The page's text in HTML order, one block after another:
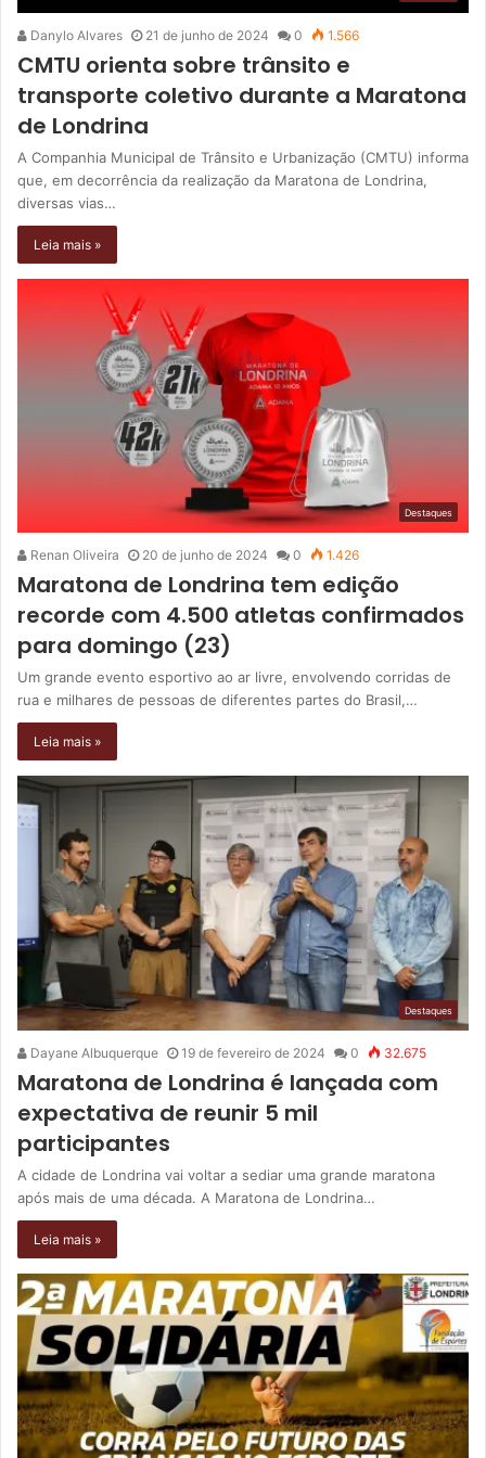
Danylo Alvares 21 de junho de 2024 0 1.566
CMTU orienta sobre trânsito e
transporte coletivo durante a Maratona
de Londrina
A Companhia Municipal de Trânsito e Urbanização (CMTU) informa
que, em decorrência da realização da Maratona de Londrina,
diversas vias…
Leia mais »
Destaques
Renan Oliveira 20 de junho de 2024 0 1.426
Maratona de Londrina tem edição
recorde com 4.500 atletas confirmados
para domingo (23)
Um grande evento esportivo ao ar livre, envolvendo corridas de
rua e milhares de pessoas de diferentes partes do Brasil,…
Leia mais »
Destaques
Dayane Albuquerque 19 de fevereiro de 2024 0 32.675
Maratona de Londrina é lançada com
expectativa de reunir 5 mil
participantes
A cidade de Londrina vai voltar a sediar uma grande maratona
após mais de uma década. A Maratona de Londrina…
Leia mais »